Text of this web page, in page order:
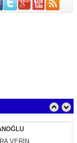
VERİN